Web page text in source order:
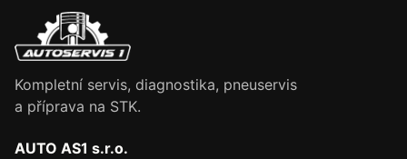
Kompletní servis, diagnostika, pneuservis
a příprava na STK.
AUTO AS1 s.r.o.